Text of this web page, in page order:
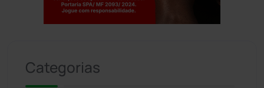
Categorias